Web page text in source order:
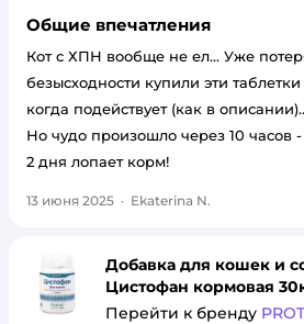
Общие впечатления
Кот с ХПН вообще не ел... Уже
безысходности купили эти
когда подействует (как в
Но чудо произошло через 10 часов
2 дня лопает корм!
13 июня 2025 · Ekaterina N.
Добавка для кошек и
Цистофан кормовая
Перейти к бренду